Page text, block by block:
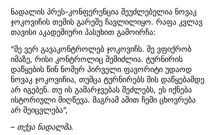
ნადალის პრეს-კონფერენცია შეუძლებელია ნოვაკ
ჯოკოვიჩის თემის გარეშე ჩავლილიყო. რაფა კვლავ
თავისი აკადემიური პასუხით გამოირჩა:
“მე ვერ გავაკონტროლებ ჯოკოვიჩს. მე ვფიქრობ
იმაზე, რისი კონტროლიც შემიძლია. ტურნირის
დაწყების წინ ნომერ პირველი ფავორიტი უდაოდ
ნოვაკ ჯოკოვიჩია, თუმცა ტურნირებს მის დაწყებამდე
არ იგებენ. თუ ის გამარჯვებას შეძლებს, ეს იქნება
ისტორიული მიღწევა. მაგრამ ამით ჩემი ცხოვრება
არ შეიცვლება”,
– თქვა ნადალმა.